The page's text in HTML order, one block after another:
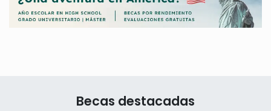
Becas destacadas